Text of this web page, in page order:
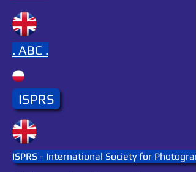
. ABC .
ISPRS
ISPRS - International Society for